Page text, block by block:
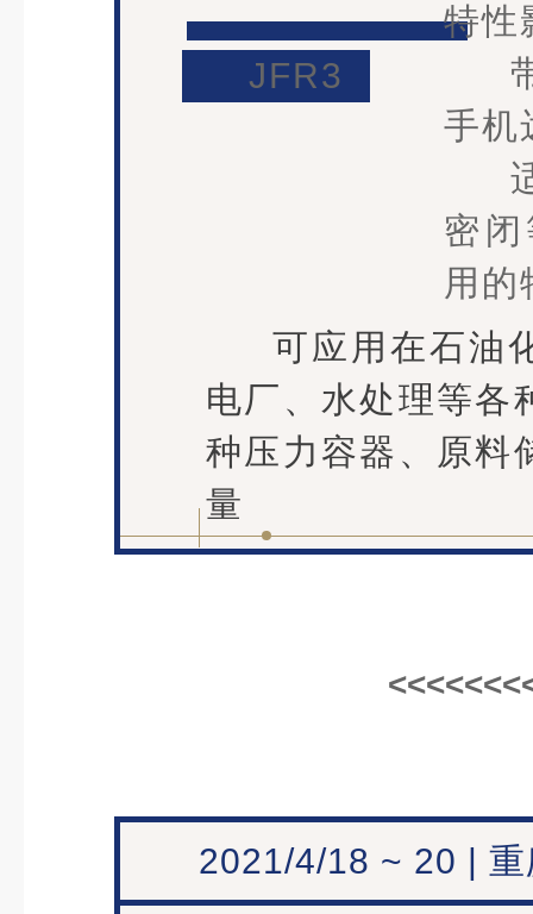
JFR3
特性
手机
密
用的
可应用在石油
电厂、水处理等各
种压力容器、原料
量
2021/4/18 ~ 20 | 重